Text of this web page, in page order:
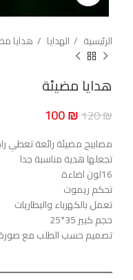
الرئيسية الهدايا هدايا
هدايا مضيئة
120₪
100₪
مصابيح مضيئة رائعة تعطي
تجعلها هدية مناسبة جدا
16لون اضاءة
تحكم ريموت
تعمل بالكهرباء والبطاريات
حجم كبير 35*25
تصميم حسب الطلب مع صورة